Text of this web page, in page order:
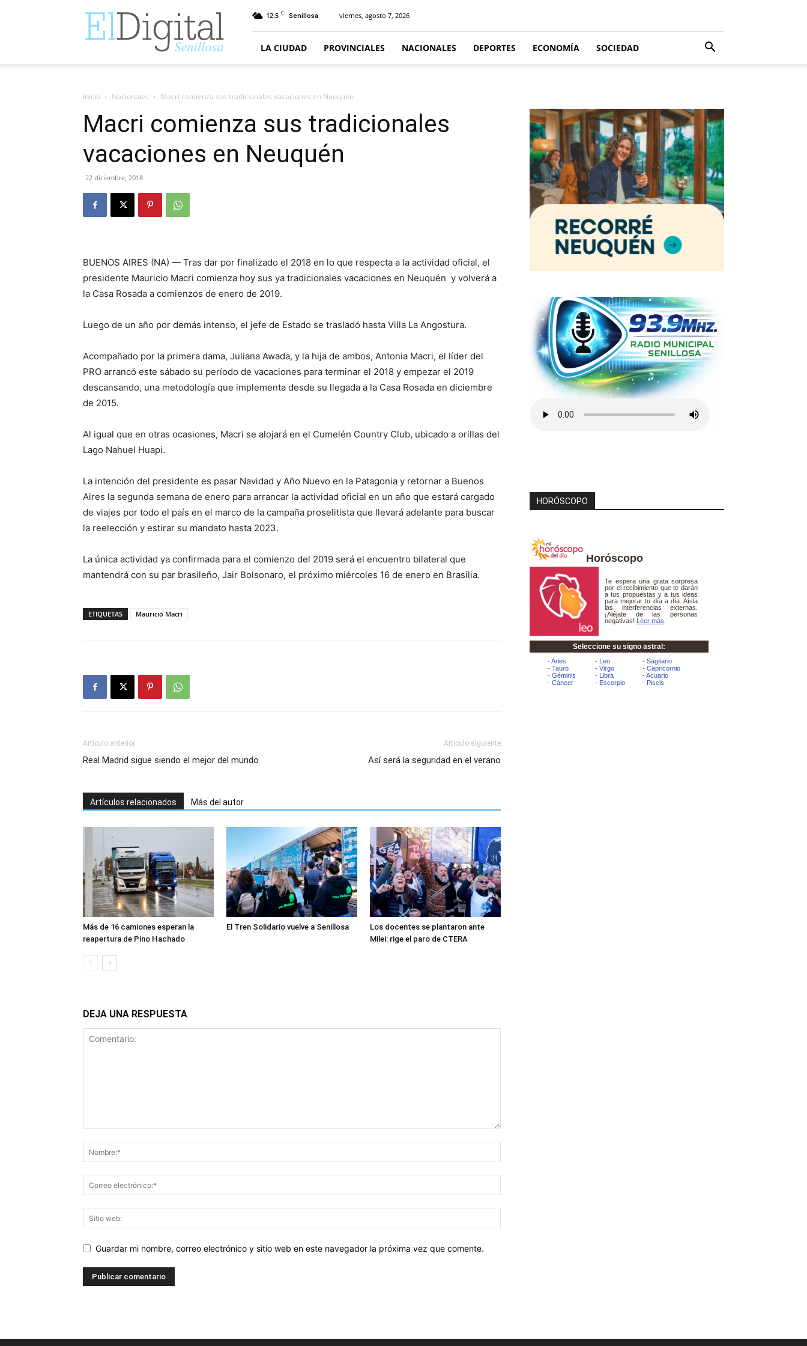
12.5 C Senillosa viernes, agosto 7, 2026
LA CIUDAD PROVINCIALES NACIONALES DEPORTES ECONOMÍA SOCIEDAD
Inicio Nacionales Macri comienza sus tradicionales vacaciones en Neuquén
Macri comienza sus tradicionales
vacaciones en Neuquén
22 diciembre, 2018
BUENOS AIRES (NA) — Tras dar por finalizado el 2018 en lo que respecta a la actividad oficial, el
presidente Mauricio Macri comienza hoy sus ya tradicionales vacaciones en Neuquén y volverá a
la Casa Rosada a comienzos de enero de 2019.
Luego de un año por demás intenso, el jefe de Estado se trasladó hasta Villa La Angostura.
Acompañado por la primera dama, Juliana Awada, y la hija de ambos, Antonia Macri, el líder del
PRO arrancó este sábado su período de vacaciones para terminar el 2018 y empezar el 2019
descansando, una metodología que implementa desde su llegada a la Casa Rosada en diciembre
de 2015.
Al igual que en otras ocasiones, Macri se alojará en el Cumelén Country Club, ubicado a orillas del
Lago Nahuel Huapi.
La intención del presidente es pasar Navidad y Año Nuevo en la Patagonia y retornar a Buenos
Aires la segunda semana de enero para arrancar la actividad oficial en un año que estará cargado
de viajes por todo el país en el marco de la campaña proselitista que llevará adelante para buscar
la reelección y estirar su mandato hasta 2023.
La única actividad ya confirmada para el comienzo del 2019 será el encuentro bilateral que
mantendrá con su par brasileño, Jair Bolsonaro, el próximo miércoles 16 de enero en Brasilia.
ETIQUETAS Mauricio Macri
Artículo anterior
Real Madrid sigue siendo el mejor del mundo
Artículo siguiente
Así será la seguridad en el verano
Artículos relacionados Más del autor
Más de 16 camiones esperan la
reapertura de Pino Hachado
El Tren Solidario vuelve a Senillosa
Los docentes se plantaron ante
Milei: rige el paro de CTERA
DEJA UNA RESPUESTA
Guardar mi nombre, correo electrónico y sitio web en este navegador la próxima vez que comente.
HORÓSCOPO
Horóscopo